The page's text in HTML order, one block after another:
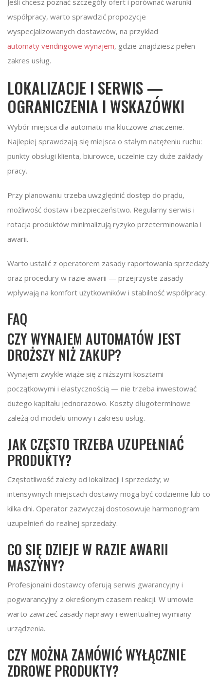
Jeśli chcesz poznać szczegóły ofert i porównać warunki
współpracy, warto sprawdzić propozycje
wyspecjalizowanych dostawców, na przykład
automaty vendingowe wynajem, gdzie znajdziesz pełen
zakres usług.
LOKALIZACJE I SERWIS —
OGRANICZENIA I WSKAZÓWKI
Wybór miejsca dla automatu ma kluczowe znaczenie.
Najlepiej sprawdzają się miejsca o stałym natężeniu ruchu:
punkty obsługi klienta, biurowce, uczelnie czy duże zakłady
pracy.
Przy planowaniu trzeba uwzględnić dostęp do prądu,
możliwość dostaw i bezpieczeństwo. Regularny serwis i
rotacja produktów minimalizują ryzyko przeterminowania i
awarii.
Warto ustalić z operatorem zasady raportowania sprzedaży
oraz procedury w razie awarii — przejrzyste zasady
wpływają na komfort użytkowników i stabilność współpracy.
FAQ
CZY WYNAJEM AUTOMATÓW JEST
DROŻSZY NIŻ ZAKUP?
Wynajem zwykle wiąże się z niższymi kosztami
początkowymi i elastycznością — nie trzeba inwestować
dużego kapitału jednorazowo. Koszty długoterminowe
zależą od modelu umowy i zakresu usług.
JAK CZĘSTO TRZEBA UZUPEŁNIAĆ
PRODUKTY?
Częstotliwość zależy od lokalizacji i sprzedaży; w
intensywnych miejscach dostawy mogą być codzienne lub co
kilka dni. Operator zazwyczaj dostosowuje harmonogram
uzupełnień do realnej sprzedaży.
CO SIĘ DZIEJE W RAZIE AWARII
MASZYNY?
Profesjonalni dostawcy oferują serwis gwarancyjny i
pogwarancyjny z określonym czasem reakcji. W umowie
warto zawrzeć zasady naprawy i ewentualnej wymiany
urządzenia.
CZY MOŻNA ZAMÓWIĆ WYŁĄCZNIE
ZDROWE PRODUKTY?